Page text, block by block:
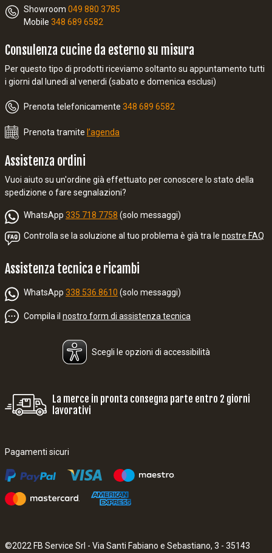
Showroom 049 880 3785
Mobile 348 689 6582
Consulenza cucine da esterno su misura
Per questo tipo di prodotti riceviamo soltanto su appuntamento tutti
i giorni dal lunedi al venerdi (sabato e domenica esclusi)
Prenota telefonicamente 348 689 6582
Prenota tramite l’agenda
Assistenza ordini
Vuoi aiuto su un'ordine già effettuato per conoscere lo stato della
spedizione o fare segnalazioni?
WhatsApp 335 718 7758 (solo messaggi)
Controlla se la soluzione al tuo problema è già tra le nostre FAQ
Assistenza tecnica e ricambi
WhatsApp 338 536 8610 (solo messaggi)
Compila il nostro form di assistenza tecnica
Scegli le opzioni di accessibilità
La merce in pronta consegna parte entro 2 giorni
lavorativi
Pagamenti sicuri
©2022 FB Service Srl - Via Santi Fabiano e Sebastiano, 3 - 35143